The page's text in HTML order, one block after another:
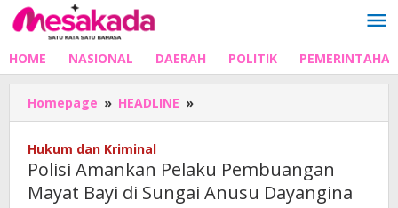
Lewati
ke
HOME NASIONAL DAERAH POLITIK
Homepage » HEADLINE »
Amankan
Mayat
Bayi
Hukum dan Kriminal
Polisi Amankan Pelaku Pembuangan
Mayat Bayi di Sungai Anusu Dayangina